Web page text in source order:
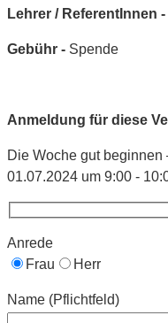
Lehrer / ReferentInnen -
Gebühr - Spende
Anmeldung für diese
Die Woche gut beginnen
01.07.2024 um 9:00 -
Anrede
Frau
Herr
Name (Pflichtfeld)